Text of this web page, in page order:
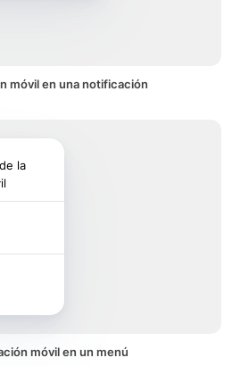
móvil en una notificación
la
móvil en un menú